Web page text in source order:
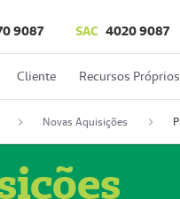
9087 SAC 4020 9087
Cliente Recursos Próprios
Novas Aquisições